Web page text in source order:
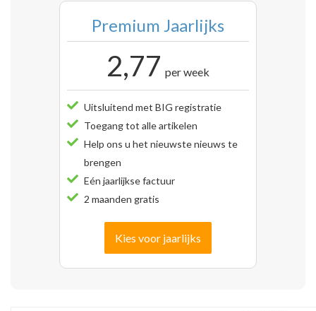
Premium Jaarlijks
2,77 per week
Uitsluitend met BIG registratie
Toegang tot alle artikelen
Help ons u het nieuwste nieuws te
brengen
Eén jaarlijkse factuur
2 maanden gratis
Kies voor jaarlijks